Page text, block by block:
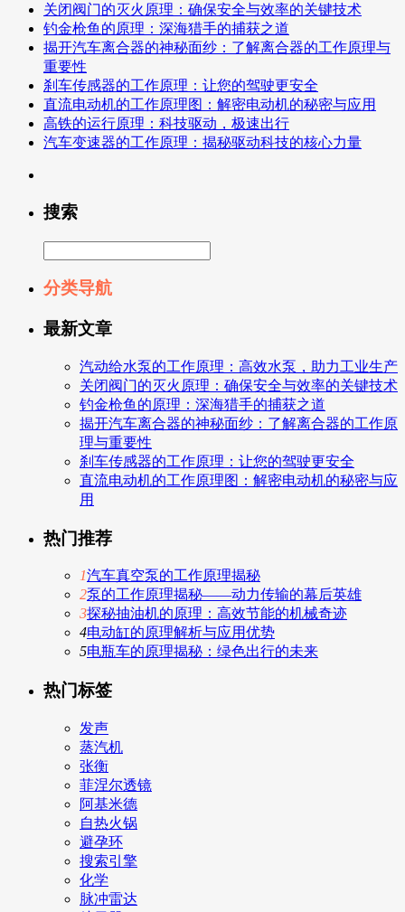
关闭阀门的灭火原理：确保安全与效率的关键技术
钓金枪鱼的原理：深海猎手的捕获之道
揭开汽车离合器的神秘面纱：了解离合器的工作原理与
重要性
刹车传感器的工作原理：让您的驾驶更安全
直流电动机的工作原理图：解密电动机的秘密与应用
高铁的运行原理：科技驱动，极速出行
汽车变速器的工作原理：揭秘驱动科技的核心力量
搜索
分类导航
最新文章
汽动给水泵的工作原理：高效水泵，助力工业生产
关闭阀门的灭火原理：确保安全与效率的关键技术
钓金枪鱼的原理：深海猎手的捕获之道
揭开汽车离合器的神秘面纱：了解离合器的工作原
理与重要性
刹车传感器的工作原理：让您的驾驶更安全
直流电动机的工作原理图：解密电动机的秘密与应
用
热门推荐
1汽车真空泵的工作原理揭秘
2泵的工作原理揭秘——动力传输的幕后英雄
3探秘抽油机的原理：高效节能的机械奇迹
4电动缸的原理解析与应用优势
5电瓶车的原理揭秘：绿色出行的未来
热门标签
发声
蒸汽机
张衡
菲涅尔透镜
阿基米德
自热火锅
避孕环
搜索引擎
化学
脉冲雷达